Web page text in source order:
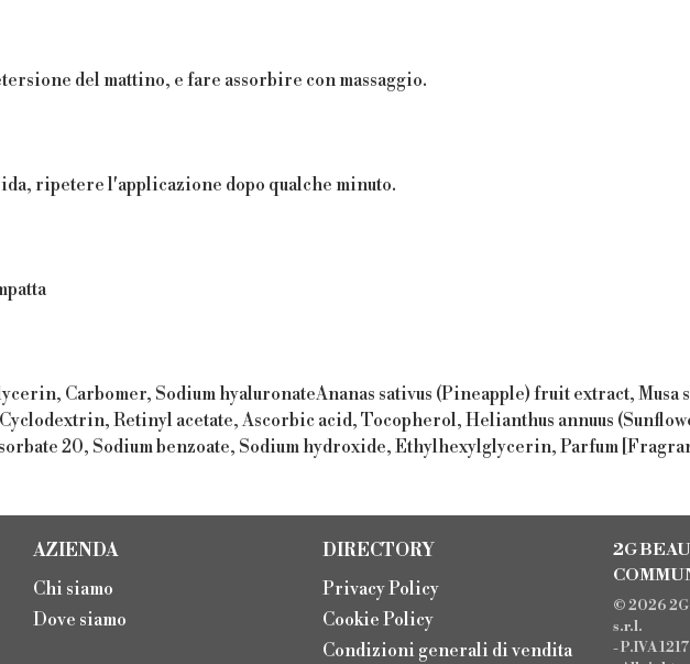
del mattino, e fare assorbire con massaggio.
ripetere l'applicazione dopo qualche minuto.
Carbomer, Sodium hyaluronateAnanas sativus (Pineapple) fruit extract,
Retinyl acetate, Ascorbic acid, Tocopherol, Helianthus annuus
20, Sodium benzoate, Sodium hydroxide, Ethylhexylglycerin, Parfum
AZIENDA
Chi siamo
Dove siamo
DIRECTORY
Privacy Policy
Cookie Policy
Condizioni generali di vendita
2G
© 2026 2G
s.r.l.
- P.IVA